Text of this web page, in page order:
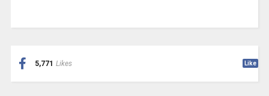
5,771 Likes Like